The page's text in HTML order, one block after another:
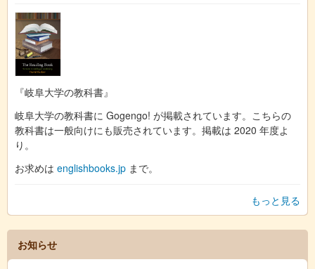
『岐阜大学の教科書』
岐阜大学の教科書に Gogengo! が掲載されています。こちらの
教科書は一般向けにも販売されています。掲載は 2020 年度よ
り。
お求めは englishbooks.jp まで。
もっと見る
お知らせ